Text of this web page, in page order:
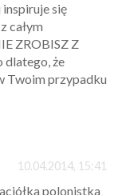
się
całym
ZROBISZ Z
dlatego, że
Twoim przypadku
10.04.2014, 15:41
polonistka